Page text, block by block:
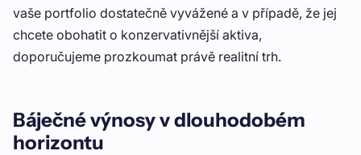
vaše portfolio dostatečně vyvážené a v případě, že jej
chcete obohatit o konzervativnější aktiva,
doporučujeme prozkoumat právě realitní trh.
Báječné výnosy v dlouhodobém
horizontu